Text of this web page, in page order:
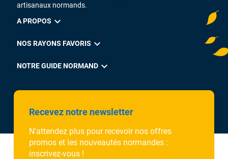
artisanaux normands.
A PROPOS expand_more
NOS RAYONS FAVORIS expand_more
NOTRE GUIDE NORMAND expand_more
Recevez notre newsletter
N'attendez plus pour recevoir nos offres
promos et les nouveautés normandes :
inscrivez-vous !